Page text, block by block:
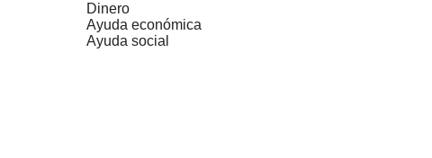
Dinero
Ayuda económica
Ayuda social